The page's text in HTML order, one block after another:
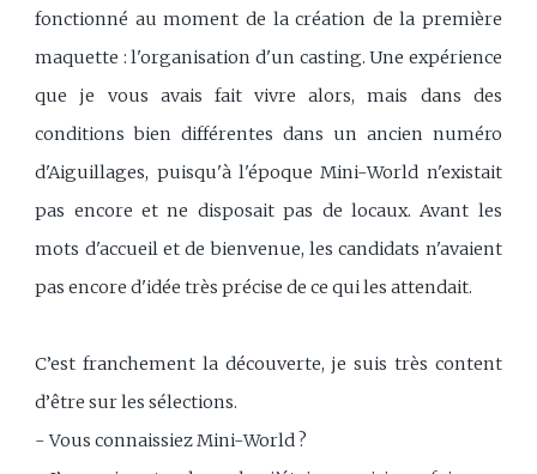
fonctionné au moment de la création de la première
maquette : l'organisation d'un casting. Une expérience
que je vous avais fait vivre alors, mais dans des
conditions bien différentes dans un ancien numéro
d'Aiguillages, puisqu'à l'époque Mini-World n'existait
pas encore et ne disposait pas de locaux. Avant les
mots d'accueil et de bienvenue, les candidats n'avaient
pas encore d'idée très précise de ce qui les attendait.
C’est franchement la découverte, je suis très content
d’être sur les sélections.
- Vous connaissiez Mini-World ?